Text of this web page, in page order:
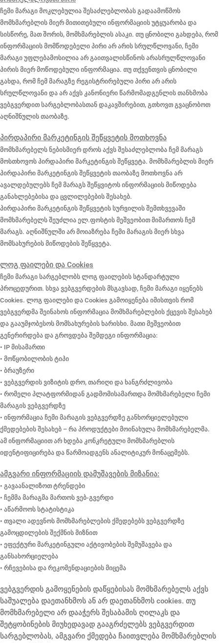
ჩემი მარაგი მოკლებულია შესაძლებლობას გადაამოწმოს
მომხმარებლის მიერ მითითებული ინფორმაციის უტყუარობა და
სისწორე, მათ შორის, მომხმარებლის ასაკი. თუ ცნობილი გახდება, რომ
ინფორმაციის მომწოდებელი პირი არ არის სრულწლოვანი, ჩემი
მარაგი უფლებამოსილია არ გაითვალისწინოს არასრულწლოვანი
პირის მიერ მოწოდებული ინფორმაცია. თუ თქვენთვის ცნობილი
გახდა, რომ ჩემ მარაგზე რეგისტრირებული პირი არ არის
სრულწლოვანი და არ აქვს კანონიერი წარმომადგენლის თანხმობა
ვებგვერდით სარგებლობასთან დაკავშირებით, გთხოვთ გვაცნობოთ
აღნიშნულის თაობაზე.
პირდაპირი მარკეტინგის შეწყვეტის მოთხოვნა
მომხმარებელს ნებისმიერ დროს აქვს შესაძლებლობა ჩემ მარაგს
მოსთხოვოს პირდაპირი მარკეტინგის შეწყვეტა. მომხმარებლის მიერ
პირდაპირი მარკეტინგის შეწყვეტის თაობაზე მოთხოვნა არ
ავალდებულებს ჩემ მარაგს შეწყვიტოს ინფორმაციის მიწოდება
განახლებებისა და ცვლილებების შესახებ.
პირდაპირი მარკეტინგის შეწყვეტის სურვილის შემთხვევაში
მომხმარებელს შეუძლია ელ.ფოსტის მეშვეობით მიმართოს ჩემ
მარაგს. აღნიშნულში არ მოიაზრება ჩემი მარაგის მიერ სხვა
მომსახურების მიწოდების შეწყვეტა.
ლოგ ფაილები და Cookies
ჩემი მარაგი სარგებლობს ლოგ ფაილების სტანდარტული
პროცედურით. სხვა ვებგვერდების მსგავსად, ჩემი მარაგი იყენებს
Cookies. ლოგ ფაილები და Cookies გამოიყენება იმისთვის რომ
ვებგვერდმა შეინახოს ინფორმაცია მომხმარებლების ქცევის შესახებ
და გააუმჯობესოს მომსახურების ხარისხი. მათი მეშვეობით
გენერირდება და გროვდება შემდეგი ინფორმაცია:
• IP მისამართი
• მოწყობილობის ტიპი
• ბრაუზერი
• ვებგვერდის ვიზიტის დრო, თარიღი და ხანგრძლივობა
• რომელი პლატფორმიდან გადმომისამართდა მომხმარებელი ჩემი
მარაგის ვებგვერდზე
• ინფორმაცია ჩემი მარაგის ვებგვერდზე განხორციელებული
ქმედებების შესახებ – რა პროდუქტები მოინახულა მომხმარებელმა.
ამ ინფორმაციით არ ხდება კონკრეტული მომხმარებლის
იდენტიფიცირება და წარმოადგენს ანალიტიკურ მონაცემებს.
ამგვარი ინფორმაციის დამუშავების მიზანია:
• გავაანალიზოთ ტრენდები
• ჩემმა მარაგმა მართოს ვებ-გვერდი
• აწარმოოს სტატისტიკა
• თვალი ადევნოს მომხმარებლების ქმედებებს ვებგვერდზე
გამოცდილების შექმნის მიზნით
• ეფექტური მარკეტინგული აქტივობების შემუშავება და
განსახორციელება
• რჩევებისა და რეკომენდაციების მიცემა
ვებგვერდის გამოყენების დაწყებისას მომხმარებელს აქვს
საშუალება დაეთანხმოს ან არ დაეთანხმოს cookies. თუ
მომხმარებელი არ დააჭერს შესაბამის ღილაკს და
შეტყობინების მიუხედავად გააგრძელებს ვებგვერდით
სარგებლობას, ამგვარი ქმედება ჩაითვლება მომხმარებლის